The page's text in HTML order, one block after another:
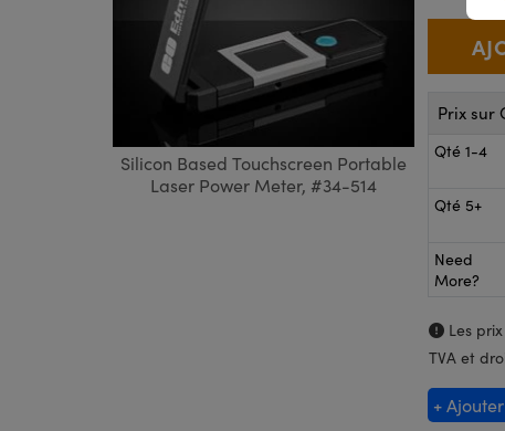
Silicon Based Touchscreen Portable
Laser Power Meter, #34-514
Prix sur
Qté 1-4
Qté 5+
Need
More?
Les
TVA et
+